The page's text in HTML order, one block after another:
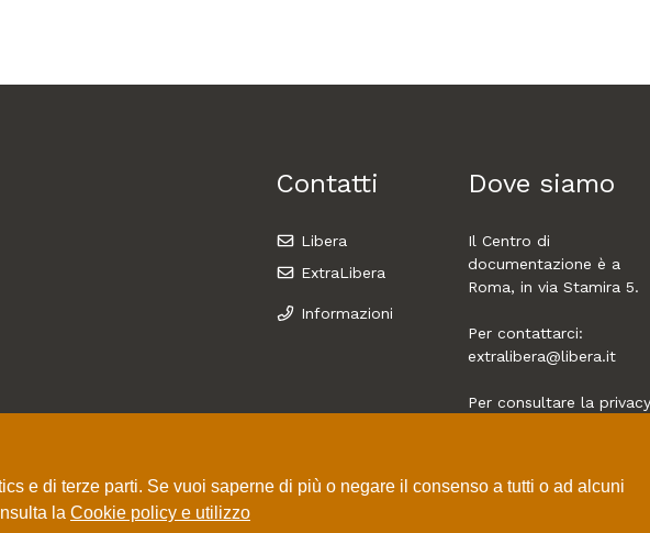
Contatti
Libera
ExtraLibera
Informazioni
Dove siamo
Il Centro di
documentazione è a
Roma, in via Stamira 5.
Per contattarci:
extralibera@libera.it
Per consultare la privacy
e di terze parti. Se vuoi saperne di più o negare il consenso a tutti o ad alcuni
la Cookie policy e utilizzo